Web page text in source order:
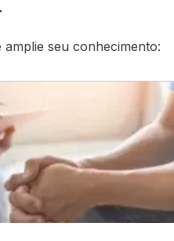
seu conhecimento: